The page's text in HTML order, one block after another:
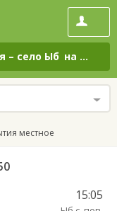
– село Ыб на все дни
местное
15:05